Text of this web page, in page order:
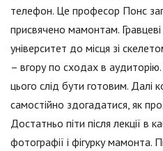
телефон. Це професор Понс
присвячено мамонтам.
університет до місця зі
– вгору по сходах в
цього слід бути готовим. Далі
самостійно здогадатися, як
Достатньо піти після лекції в
фотографії і фігурку мамонта.